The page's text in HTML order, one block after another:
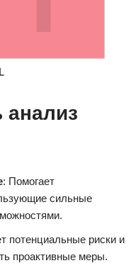
анализ
: Помогает
сильные
потенциальные риски и
проактивные меры.